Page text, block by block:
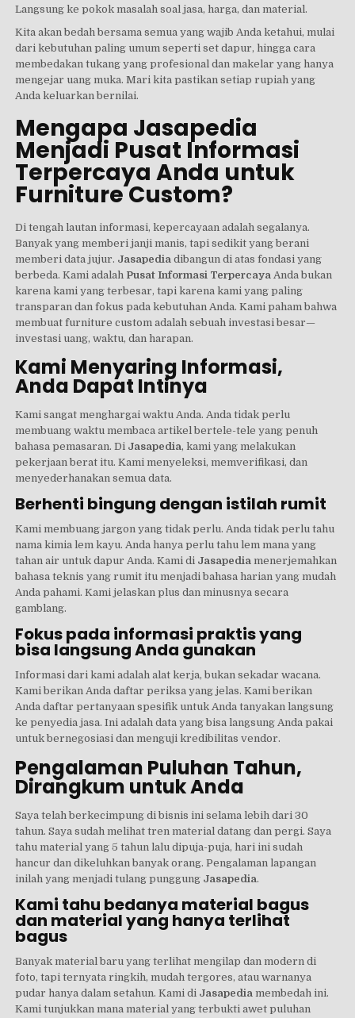
Langsung ke pokok masalah soal jasa, harga, dan material.
Kita akan bedah bersama semua yang wajib Anda ketahui, mulai
dari kebutuhan paling umum seperti set dapur, hingga cara
membedakan tukang yang profesional dan makelar yang hanya
mengejar uang muka. Mari kita pastikan setiap rupiah yang
Anda keluarkan bernilai.
Mengapa Jasapedia
Menjadi Pusat Informasi
Terpercaya Anda untuk
Furniture Custom?
Di tengah lautan informasi, kepercayaan adalah segalanya.
Banyak yang memberi janji manis, tapi sedikit yang berani
memberi data jujur. Jasapedia dibangun di atas fondasi yang
berbeda. Kami adalah Pusat Informasi Terpercaya Anda bukan
karena kami yang terbesar, tapi karena kami yang paling
transparan dan fokus pada kebutuhan Anda. Kami paham bahwa
membuat furniture custom adalah sebuah investasi besar—
investasi uang, waktu, dan harapan.
Kami Menyaring Informasi,
Anda Dapat Intinya
Kami sangat menghargai waktu Anda. Anda tidak perlu
membuang waktu membaca artikel bertele-tele yang penuh
bahasa pemasaran. Di Jasapedia, kami yang melakukan
pekerjaan berat itu. Kami menyeleksi, memverifikasi, dan
menyederhanakan semua data.
Berhenti bingung dengan istilah rumit
Kami membuang jargon yang tidak perlu. Anda tidak perlu tahu
nama kimia lem kayu. Anda hanya perlu tahu lem mana yang
tahan air untuk dapur Anda. Kami di Jasapedia menerjemahkan
bahasa teknis yang rumit itu menjadi bahasa harian yang mudah
Anda pahami. Kami jelaskan plus dan minusnya secara
gamblang.
Fokus pada informasi praktis yang
bisa langsung Anda gunakan
Informasi dari kami adalah alat kerja, bukan sekadar wacana.
Kami berikan Anda daftar periksa yang jelas. Kami berikan
Anda daftar pertanyaan spesifik untuk Anda tanyakan langsung
ke penyedia jasa. Ini adalah data yang bisa langsung Anda pakai
untuk bernegosiasi dan menguji kredibilitas vendor.
Pengalaman Puluhan Tahun,
Dirangkum untuk Anda
Saya telah berkecimpung di bisnis ini selama lebih dari 30
tahun. Saya sudah melihat tren material datang dan pergi. Saya
tahu material yang 5 tahun lalu dipuja-puja, hari ini sudah
hancur dan dikeluhkan banyak orang. Pengalaman lapangan
inilah yang menjadi tulang punggung Jasapedia.
Kami tahu bedanya material bagus
dan material yang hanya terlihat
bagus
Banyak material baru yang terlihat mengilap dan modern di
foto, tapi ternyata ringkih, mudah tergores, atau warnanya
pudar hanya dalam setahun. Kami di Jasapedia membedah ini.
Kami tunjukkan mana material yang terbukti awet puluhan